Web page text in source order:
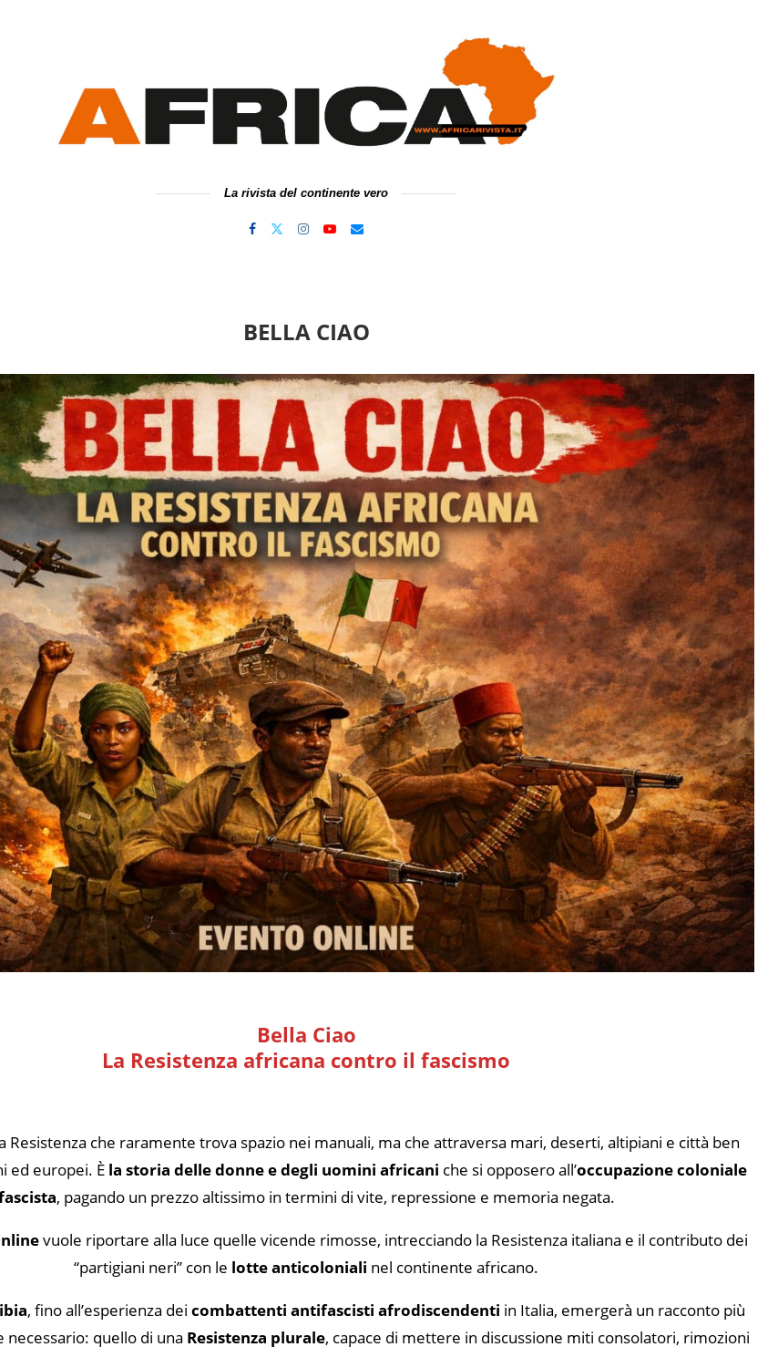
La rivista del continente vero
BELLA CIAO
Bella Ciao
La Resistenza africana contro il fascismo
Resistenza che raramente trova spazio nei manuali, ma che attraversa mari, deserti, altipiani e città ben
ed europei. È la storia delle donne e degli uomini africani che si opposero all’occupazione coloniale
, pagando un prezzo altissimo in termini di vite, repressione e memoria negata.
vuole riportare alla luce quelle vicende rimosse, intrecciando la Resistenza italiana e il contributo dei
“partigiani neri” con le lotte anticoloniali nel continente africano.
, fino all’esperienza dei combattenti antifascisti afrodiscendenti in Italia, emergerà un racconto più
necessario: quello di una Resistenza plurale, capace di mettere in discussione miti consolatori, rimozioni